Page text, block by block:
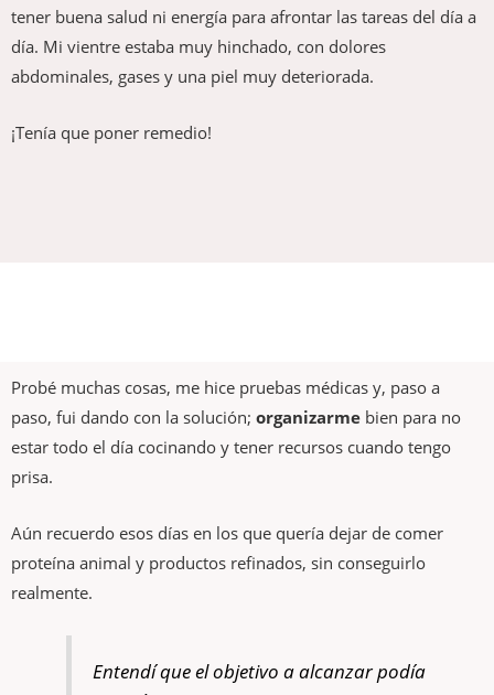
tener buena salud ni energía para afrontar las tareas del día a
día. Mi vientre estaba muy hinchado, con dolores
abdominales, gases y una piel muy deteriorada.
¡Tenía que poner remedio!
Probé muchas cosas, me hice pruebas médicas y, paso a
paso, fui dando con la solución; organizarme bien para no
estar todo el día cocinando y tener recursos cuando tengo
prisa.
Aún recuerdo esos días en los que quería dejar de comer
proteína animal y productos refinados, sin conseguirlo
realmente.
Entendí que el objetivo a alcanzar podía